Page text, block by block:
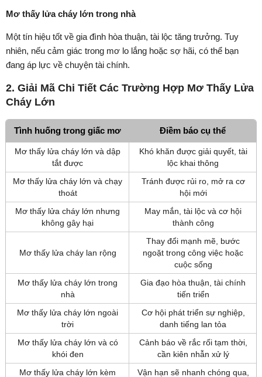
Mơ thấy lửa cháy lớn trong nhà
Một tín hiệu tốt về gia đình hòa thuận, tài lộc tăng trưởng. Tuy
nhiên, nếu cảm giác trong mơ lo lắng hoặc sợ hãi, có thể bạn
đang áp lực về chuyện tài chính.
2. Giải Mã Chi Tiết Các Trường Hợp Mơ Thấy Lửa
Cháy Lớn
Tình huống trong giấc mơ Điềm báo cụ thể
Mơ thấy lửa cháy lớn và dập
tắt được
Khó khăn được giải quyết, tài
lộc khai thông
Mơ thấy lửa cháy lớn và chạy
thoát
Tránh được rủi ro, mở ra cơ
hội mới
Mơ thấy lửa cháy lớn nhưng
không gây hại
May mắn, tài lộc và cơ hội
thành công
Mơ thấy lửa cháy lan rộng
Thay đổi mạnh mẽ, bước
ngoặt trong công việc hoặc
cuộc sống
Mơ thấy lửa cháy lớn trong
nhà
Gia đạo hòa thuận, tài chính
tiến triển
Mơ thấy lửa cháy lớn ngoài
trời
Cơ hội phát triển sự nghiệp,
danh tiếng lan tỏa
Mơ thấy lửa cháy lớn và có
khói đen
Cảnh báo về rắc rối tạm thời,
cần kiên nhẫn xử lý
Mơ thấy lửa cháy lớn kèm
Vận hạn sẽ nhanh chóng qua,